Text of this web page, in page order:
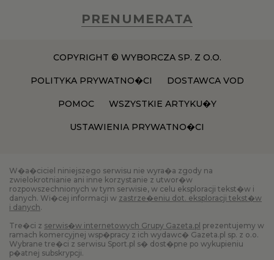
PRENUMERATA
COPYRIGHT © WYBORCZA SP. Z O.O.
POLITYKA PRYWATNO�CI DOSTAWCA VOD
POMOC WSZYSTKIE ARTYKU�Y
USTAWIENIA PRYWATNO�CI
W�a�ciciel niniejszego serwisu nie wyra�a zgody na
zwielokrotnianie ani inne korzystanie z utwor�w
rozpowszechnionych w tym serwisie, w celu eksploracji tekst�w i
danych. Wi�cej informacji w zastrze�eniu dot. eksploracji tekst�w
i danych.
Tre�ci z serwis�w internetowych Grupy Gazeta.pl prezentujemy w
ramach komercyjnej wsp�pracy z ich wydawc� Gazeta.pl sp. z o.o.
Wybrane tre�ci z serwisu Sport.pl s� dost�pne po wykupieniu
p�atnej subskrypcji.